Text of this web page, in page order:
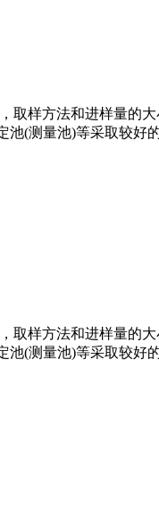
样方法和进样量的
池(测量池)等采取较
样方法和进样量的
池(测量池)等采取较